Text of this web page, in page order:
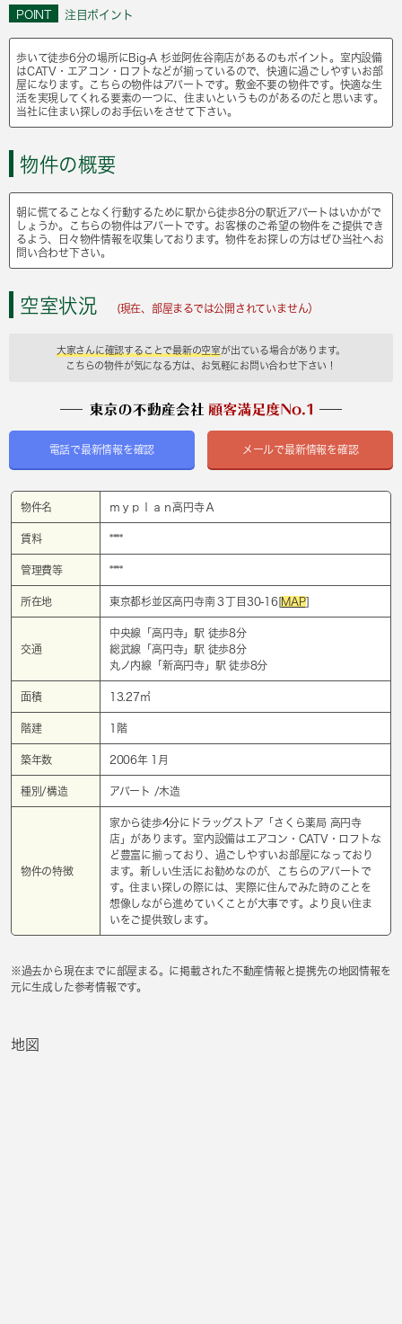
POINT 注目ポイント
歩いて徒歩6分の場所にBig-A 杉並阿佐谷南店があるのもポイント。室内設備
はCATV・エアコン・ロフトなどが揃っているので、快適に過ごしやすいお部
屋になります。こちらの物件はアパートです。敷金不要の物件です。快適な生
活を実現してくれる要素の一つに、住まいというものがあるのだと思います。
当社に住まい探しのお手伝いをさせて下さい。
物件の概要
朝に慌てることなく行動するために駅から徒歩8分の駅近アパートはいかがで
しょうか。こちらの物件はアパートです。お客様のご希望の物件をご提供でき
るよう、日々物件情報を収集しております。物件をお探しの方はぜひ当社へお
問い合わせ下さい。
空室状況 (現在、部屋まるでは公開されていません）
大家さんに確認することで最新の空室が出ている場合があります。
こちらの物件が気になる方は、お気軽にお問い合わせ下さい！
電話で最新情報を確認 メールで最新情報を確認
物件名 ｍｙｐｌａｎ高円寺Ａ
賃料 ****
管理費等 ****
所在地 東京都杉並区高円寺南３丁目30-16[MAP]
交通
中央線「 高円寺」駅 徒歩8分
総武線「 高円寺」駅 徒歩8分
丸ノ内線「 新高円寺」駅 徒歩8分
面積 13.27㎡
階建 1階
築年数 2006年 1月
種別/構造 アパート /木造
物件の特徴
家から徒歩4分にドラッグストア「さくら薬局 高円寺
店」があります。室内設備はエアコン・CATV・ロフトな
ど豊富に揃っており、過ごしやすいお部屋になっており
ます。新しい生活にお勧めなのが、こちらのアパートで
す。住まい探しの際には、実際に住んでみた時のことを
想像しながら進めていくことが大事です。より良い住ま
いをご提供致します。
※過去から現在までに部屋まる。に掲載された不動産情報と提携先の地図情報を
元に生成した参考情報です。
地図